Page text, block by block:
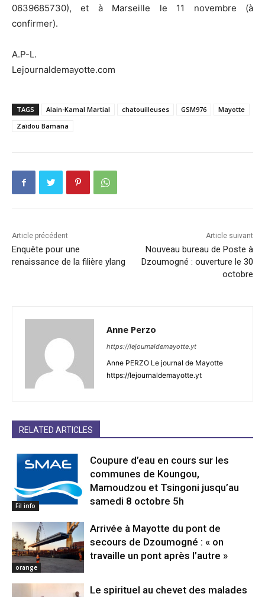
0639685730), et à Marseille le 11 novembre (à
confirmer).
A.P-L.
Lejournaldemayotte.com
TAGS Alain-Kamal Martial chatouilleuses GSM976
Mayotte
Zaïdou Bamana
Article précédent
Enquête pour une
renaissance de la filière ylang
Article suivant
Nouveau bureau de Poste à
Dzoumogné : ouverture le 30
octobre
Anne Perzo
https://lejournaldemayotte.yt
Anne PERZO Le journal de Mayotte
https://lejournaldemayotte.yt
RELATED ARTICLES
Fil info
Coupure d’eau en cours sur les
communes de Koungou,
Mamoudzou et Tsingoni jusqu’au
samedi 8 octobre 5h
orange
Arrivée à Mayotte du pont de
secours de Dzoumogné : « on
travaille un pont après l’autre »
Le spirituel au chevet des malades